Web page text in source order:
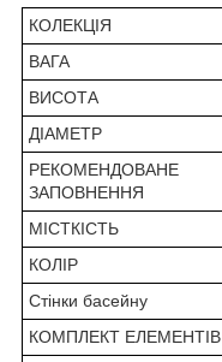
КОЛЕКЦІЯ
ВАГА
ВИСОТА
ДІАМЕТР
РЕКОМЕНДОВАНЕ
ЗАПОВНЕННЯ
МІСТКІСТЬ
КОЛІР
Стінки басейну
КОМПЛЕКТ ЕЛЕМЕНТІВ